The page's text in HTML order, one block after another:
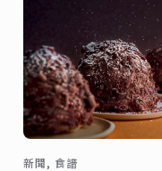
新聞, 食譜